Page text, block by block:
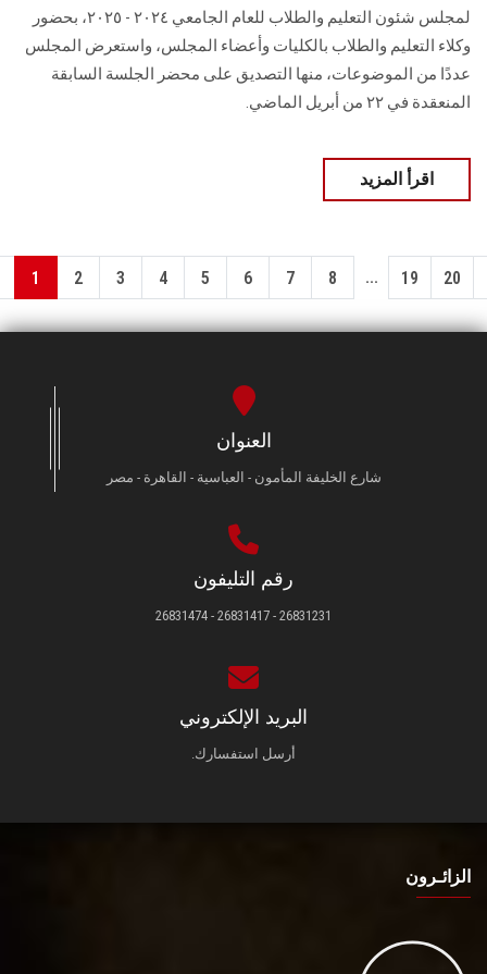
لمجلس شئون التعليم والطلاب للعام الجامعي ٢٠٢٤ - ٢٠٢٥، بحضور
وكلاء التعليم والطلاب بالكليات وأعضاء المجلس، واستعرض المجلس
عددًا من الموضوعات، منها التصديق على محضر الجلسة السابقة
المنعقدة في ٢٢ من أبريل الماضي.
اقرأ المزيد
1 2 3 4 5 6 7 8 ... 19 20
العنوان
شارع الخليفة المأمون - العباسية - القاهرة - مصر
رقم التليفون
26831231 - 26831417 - 26831474
البريد الإلكتروني
أرسل استفسارك.
الزائـرون